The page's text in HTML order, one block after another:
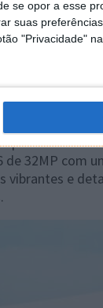
se opor a esse
suas
"Privacidade"
SONY
de 32MP com
vibrantes e